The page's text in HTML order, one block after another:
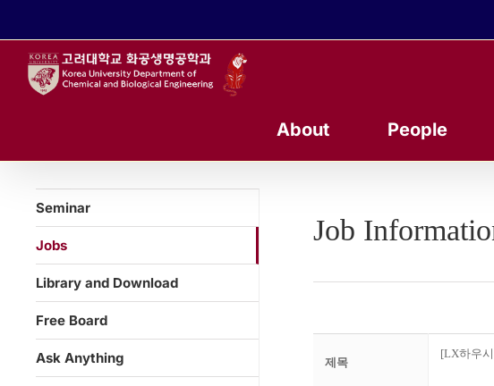
About People
Job
제목
[LX하우
Seminar
Jobs
Library and Download
Free Board
Ask Anything